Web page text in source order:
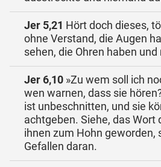
Jer 5,21 Hört doch dieses,
ohne Verstand, die Augen
sehen, die Ohren haben
Jer 6,10 »Zu wem soll ich
wen warnen, dass sie
ist unbeschnitten, und sie
achtgeben. Siehe, das Wort
ihnen zum Hohn geworden,
Gefallen daran.